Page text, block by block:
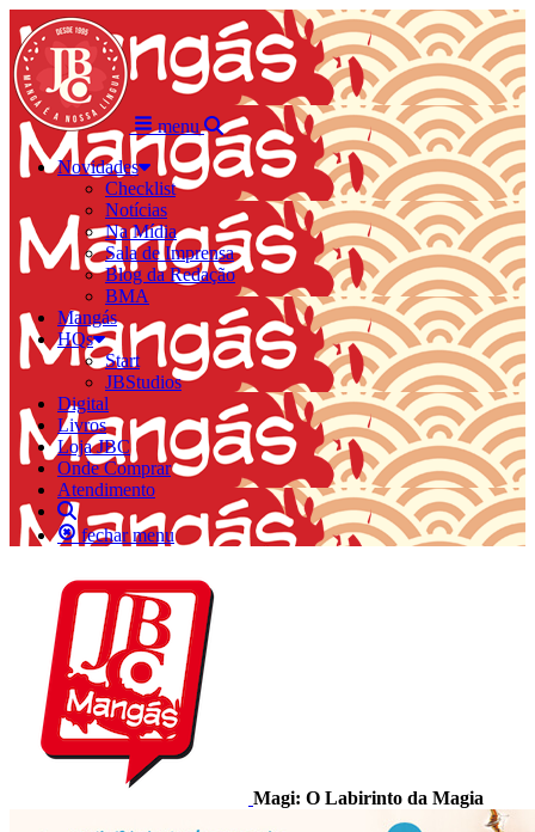
menu
Novidades
Checklist
Notícias
Na Mídia
Sala de Imprensa
Blog da Redação
BMA
Mangás
HQs
Start
JBStudios
Digital
Livros
Loja JBC
Onde Comprar
Atendimento
fechar menu
Magi: O Labirinto da Magia